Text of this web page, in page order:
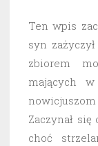
Ten wpis
syn
zbiorem
mających
Zaczynał
choć